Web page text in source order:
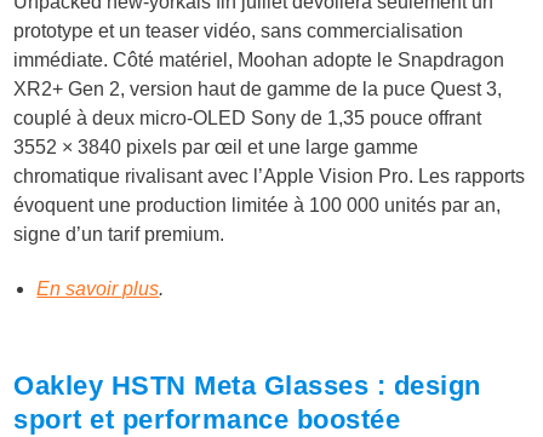
prototype et un teaser vidéo, sans commercialisation
immédiate. Côté matériel, Moohan adopte le Snapdragon
XR2+ Gen 2, version haut de gamme de la puce Quest 3,
couplé à deux micro-OLED Sony de 1,35 pouce offrant
3552 × 3840 pixels par œil et une large gamme
chromatique rivalisant avec l’Apple Vision Pro. Les rapports
évoquent une production limitée à 100 000 unités par an,
signe d’un tarif premium.
En savoir plus.
Oakley HSTN Meta Glasses : design
sport et performance boostée